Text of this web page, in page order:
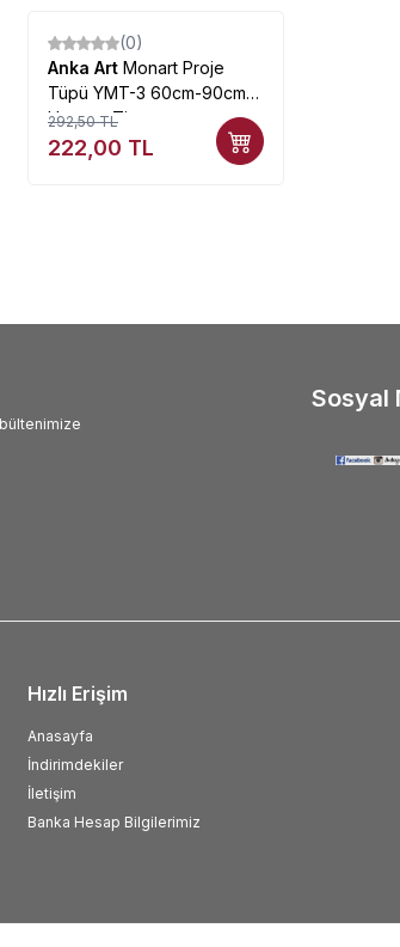
%24
(0)
Anka Art Monart Proje
Tüpü YMT-3 60cm-90cm
Uzayan Tip
292,50TL
222,00 TL
Sosyal
Hızlı Erişim
Anasayfa
İndirimdekiler
İletişim
Banka Hesap Bilgilerimiz